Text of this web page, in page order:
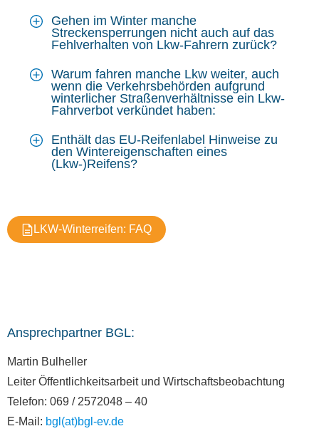
Gehen im Winter manche
Streckensperrungen nicht auch auf das
Fehlverhalten von Lkw-Fahrern zurück?
Warum fahren manche Lkw weiter, auch
wenn die Verkehrsbehörden aufgrund
winterlicher Straßenverhältnisse ein Lkw-
Fahrverbot verkündet haben:
Enthält das EU-Reifenlabel Hinweise zu
den Wintereigenschaften eines
(Lkw-)Reifens?
LKW-Winterreifen: FAQ
Ansprechpartner BGL:
Martin Bulheller
Leiter Öffentlichkeitsarbeit und Wirtschaftsbeobachtung
Telefon: 069 / 2572048 – 40
E-Mail: bgl(at)bgl-ev.de